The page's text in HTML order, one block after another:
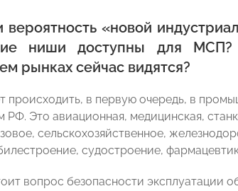
«новой
ниши доступны для МСП?
рынках сейчас видятся?
происходить, в первую очередь, в
РФ. Это авиационная, медицинская,
сельскохозяйственное,
судостроение,
вопрос безопасности эксплуатации